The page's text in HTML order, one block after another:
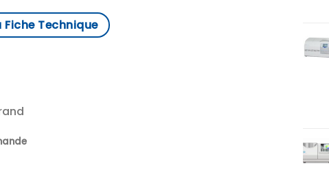
Fiche Technique
PTFE 75X13MM